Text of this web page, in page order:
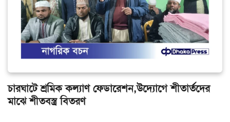
চারঘাটে শ্রমিক কল্যাণ ফেডারেশন,উদ্যোগে শীতার্তদের
মাঝে শীতবস্ত্র বিতরণ